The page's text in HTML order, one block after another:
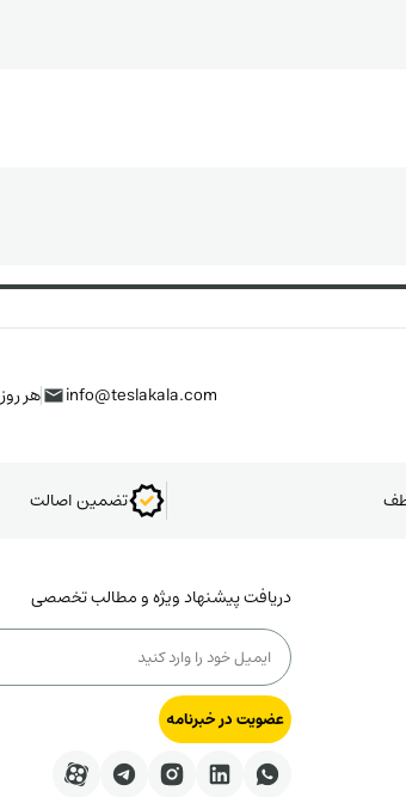
هر روز ۸:۳۰ تا ۱۷:۳۰ info@teslakala.com
تضمین اصالت
دریافت پیشنهاد ویژه و مطالب تخصصی
عضویت در خبرنامه